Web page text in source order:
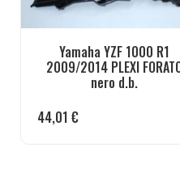
Yamaha YZF 1000 R1
2009/2014 PLEXI
nero d.b.
44,01 €